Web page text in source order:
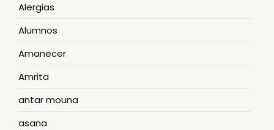
Alergias
Alumnos
Amanecer
Amrita
antar mouna
asana